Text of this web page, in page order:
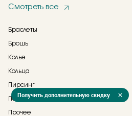
Смотреть все
Браслеты
Брошь
Колье
Кольца
Пирсинг
Подвески
Прочее
Получить дополнительную скидку